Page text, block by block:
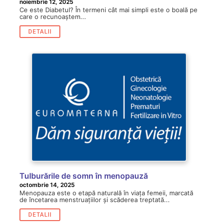
noiembrie 12, 2025
Ce este Diabetul? În termeni cât mai simpli este o boală pe
care o recunoaștem...
DETALII
Tulburările de somn în menopauză
octombrie 14, 2025
Menopauza este o etapă naturală în viața femeii, marcată
de încetarea menstruațiilor și scăderea treptată...
DETALII